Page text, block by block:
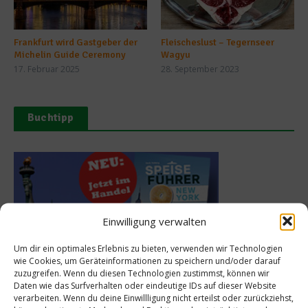
Einwilligung verwalten
Um dir ein optimales Erlebnis zu bieten, verwenden wir Technologien
wie Cookies, um Geräteinformationen zu speichern und/oder darauf
zuzugreifen. Wenn du diesen Technologien zustimmst, können wir
Daten wie das Surfverhalten oder eindeutige IDs auf dieser Website
verarbeiten. Wenn du deine Einwillligung nicht erteilst oder zurückziehst,
Frankfurt wird Gastgeber der
Michelin Guide Ceremony
17. Februar 2025
Fleischeslust – Tegernseer
Wagyu
28. September 2023
Buchtipp
Meistgelesen